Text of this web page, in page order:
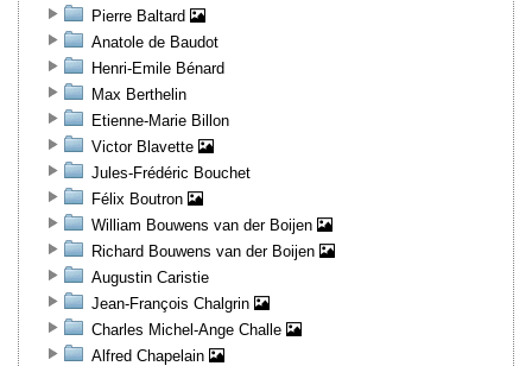
Pierre Baltard
Anatole de Baudot
Henri-Emile Bénard
Max Berthelin
Etienne-Marie Billon
Victor Blavette
Jules-Frédéric Bouchet
Félix Boutron
William Bouwens van der Boijen
Richard Bouwens van der Boijen
Augustin Caristie
Jean-François Chalgrin
Charles Michel-Ange Challe
Alfred Chapelain